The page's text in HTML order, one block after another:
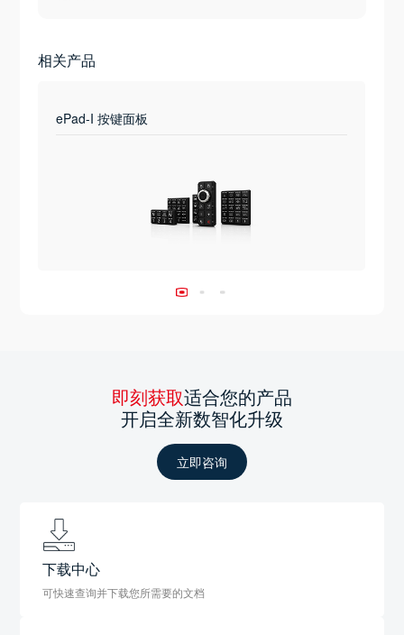
相关产品
ePad-I 按键面板
即刻获取适合您的产品
开启全新数智化升级
立即咨询
下载中心
可快速查询并下载您所需要的文档